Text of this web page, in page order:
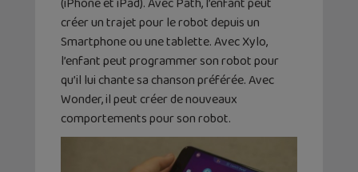
créer un trajet pour le robot depuis un
Smartphone ou une tablette. Avec Xylo,
l’enfant peut programmer son robot pour
qu’il lui chante sa chanson préférée. Avec
Wonder, il peut créer de nouveaux
comportements pour son robot.